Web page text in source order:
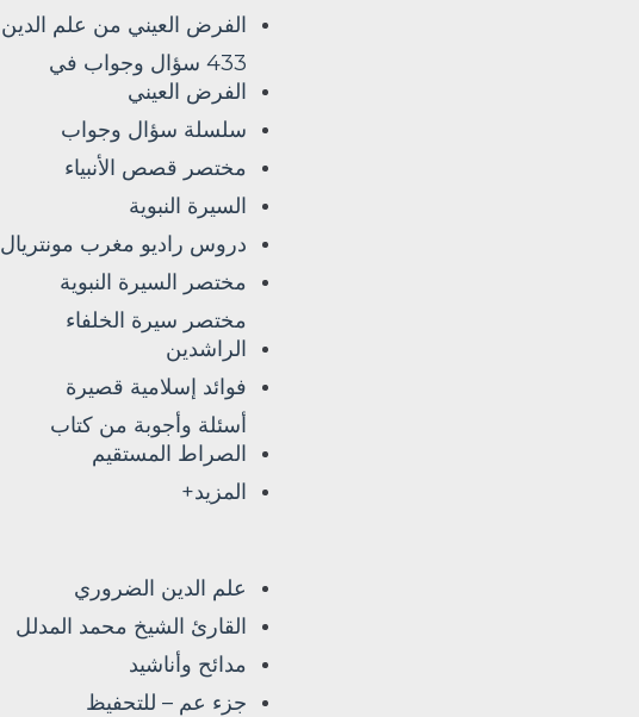
الفرض العيني من علم الدين
433 سؤال وجواب في
الفرض العيني
سلسلة سؤال وجواب
مختصر قصص الأنبياء
السيرة النبوية
دروس راديو مغرب مونتريال
مختصر السيرة النبوية
مختصر سيرة الخلفاء
الراشدين
فوائد إسلامية قصيرة
أسئلة وأجوبة من كتاب
الصراط المستقيم
المزيد+
علم الدين الضروري
القارئ الشيخ محمد المدلل
مدائح وأناشيد
جزء عم – للتحفيظ